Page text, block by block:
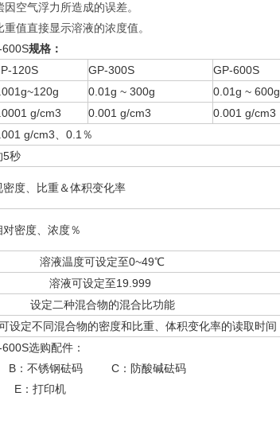
空气浮力所造成的误差。
值直接显示溶液的浓度值。
600S规格：
120S GP-300S
GP-600S
0.01g ~ 300g
0.01g ~ 600g
g/cm3 0.001 g/cm3
0.001 g/cm3
g/cm3、0.1％
5秒
密度、比重＆体积变化率
对密度、浓度％
液温度可设定至0~49℃
液可设定至19.999
定二种混合物的混合比功能
设定不同混合物的密度和比重、体积变化率的读取时间
选购配件：
不锈钢砝码 C：防酸碱砝码
：打印机